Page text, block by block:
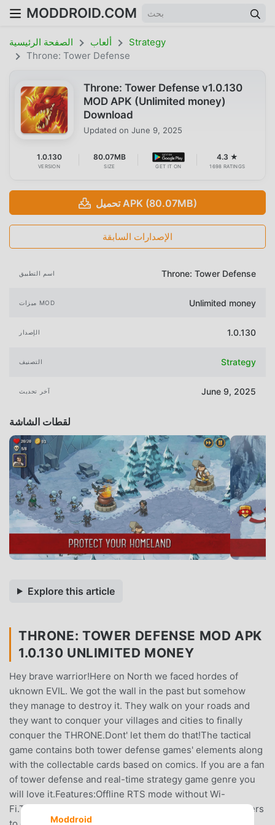
MODDROID.COM
الصفحة الرئيسية ألعاب
Strategy
Throne: Tower Defense
Throne: Tower Defense v1.0.130
MOD APK (Unlimited money)
Download
Updated on June 9, 2025
1.0.130
VERSION
80.07MB
SIZE GET IT ON
4.3 ★
1698 RATINGS
تحميل APK (80.07MB)
الإصدارات السابقة
اسم التطبيق Throne: Tower Defense
ميزات MOD Unlimited money
الإصدار 1.0.130
التصنيف Strategy
آخر تحديث June 9, 2025
لقطات الشاشة
Explore this article
THRONE: TOWER DEFENSE MOD APK
1.0.130 UNLIMITED MONEY
Hey brave warrior!Here on North we faced hordes of
uknown EVIL. We got the wall in the past but somehow
they manage to destroy it. They walk on your roads and
they want to conquer your villages and cities to finally
conquer the THRONE.Dont' let them do that!The tactical
game contains both tower defense games' elements along
with the collectable cards based on comics. If you are a fan
of tower defense and real-time strategy game genre you
will love it.Features:Offline RTS mode without Wi-
Fi.Towers and turrets are represented as warriors, archers
Moddroid